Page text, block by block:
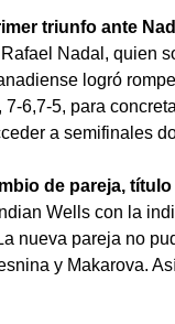
triunfo ante
Nadal, quien
logró
7-6,7-5, para
a semifinales
de pareja,
Wells con la
nueva pareja no
y Makarova.